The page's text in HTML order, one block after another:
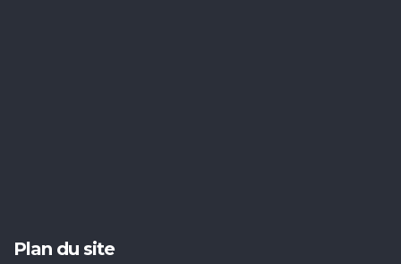
Plan du site